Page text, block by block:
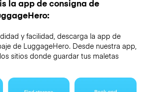
la app de consigna de
y facilidad, descarga la app de
de LuggageHero. Desde nuestra app,
sitios donde guardar tus maletas